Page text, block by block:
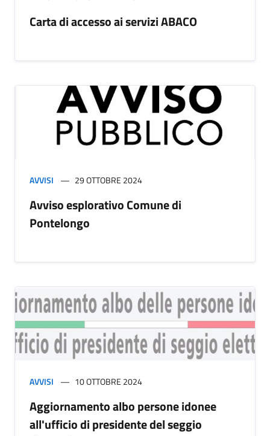
Carta di accesso ai servizi ABACO
AVVISI 29 OTTOBRE 2024
Avviso esplorativo Comune di
Pontelongo
AVVISI 10 OTTOBRE 2024
Aggiornamento albo persone idonee
all'ufficio di presidente del seggio